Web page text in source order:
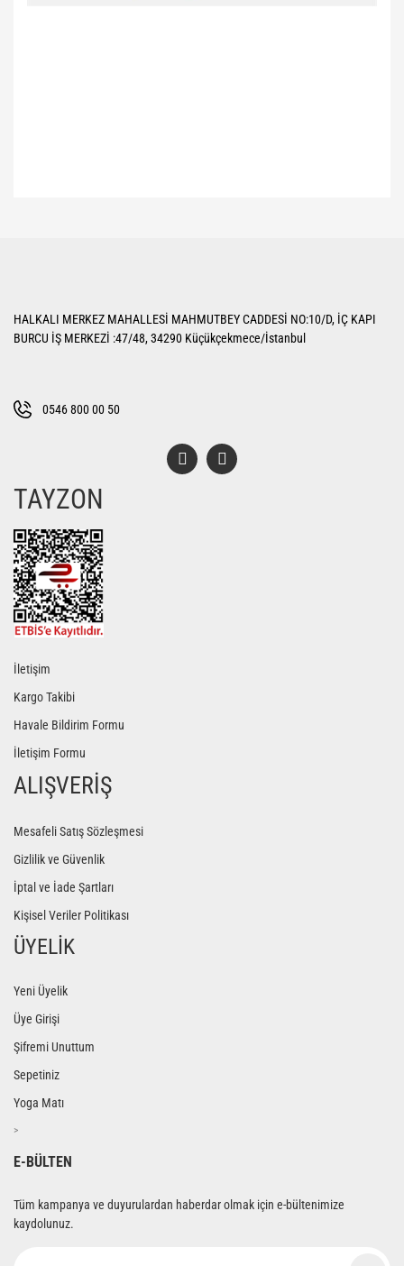
Ürün açıklamasında eksik bilgiler bulunuyor.
Bu ürüne benzer farklı alternatifler olmalı.
HALKALI MERKEZ MAHALLESİ MAHMUTBEY CADDESİ NO:10/D, İÇ KAPI
BURCU İŞ MERKEZİ :47/48, 34290 Küçükçekmece/İstanbul
0546 800 00 50
TAYZON
İletişim
Kargo Takibi
Havale Bildirim Formu
İletişim Formu
ALIŞVERİŞ
Mesafeli Satış Sözleşmesi
Gizlilik ve Güvenlik
İptal ve İade Şartları
Kişisel Veriler Politikası
ÜYELİK
Yeni Üyelik
Üye Girişi
Şifremi Unuttum
Sepetiniz
Yoga Matı
>
E-BÜLTEN
Tüm kampanya ve duyurulardan haberdar olmak için e-bültenimize
kaydolunuz.